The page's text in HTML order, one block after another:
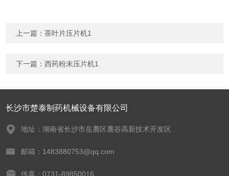
上一篇：茶叶片压片机1
下一篇：西药粉末压片机1
长沙市楚泰制药机械设备有限公司
地址：湖南省长沙市岳麓区麓谷高新技术开发区
邮箱：1483880753@qq.com
传真：0731-89850016